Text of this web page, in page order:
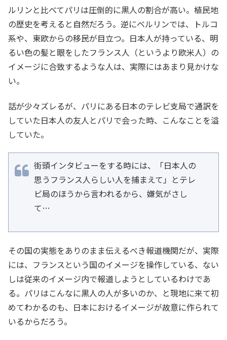
ルリンと比べてパリは圧倒的に黒人の割合が高い。植民地
の歴史を考えると自然だろう。逆にベルリンでは、トルコ
系や、東欧からの移民が目立つ。日本人が持っている、明
るい色の髪と眼をしたフランス人（というより欧米人）の
イメージに合致するような人は、実際にはあまり見かけな
い。
話が少々ズレるが、パリにある日本のテレビ支局で通訳を
していた日本人の友人とパリで会った時、こんなことを溢
していた。
街頭インタビューをする時には、「日本人の
思うフランス人らしい人を捕まえて」とテレ
ビ局のほうから言われるから、嫌気がさし
て…
その国の実態をありのまま伝えるべき報道機関だが、実際
には、フランスという国のイメージを操作している、ない
しは従来のイメージ内で報道しようとしているわけであ
る。パリはこんなに黒人の人が多いのか、と現地に来て初
めてわかるのも、日本におけるイメージが故意に作られて
いるからだろう。